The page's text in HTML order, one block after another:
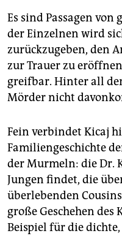
Es sind Passagen
der Einzelnen wird
zurückzugeben, den
zur Trauer zu
greifbar. Hinter all
Mörder nicht
Fein verbindet Kicaj
Familiengeschichte
der Murmeln: die Dr.
Jungen findet, die
überlebenden
große Geschehen des
Beispiel für die dichte,